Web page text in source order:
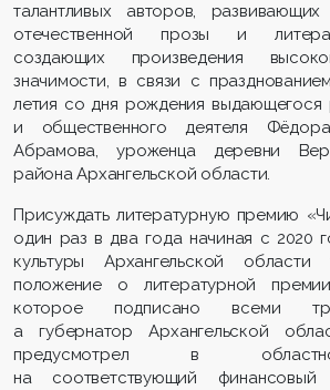
талантливых авторов,
отечественной прозы и
создающих произведения
значимости, в связи с
летия со дня рождения выдающегося
и общественного деятеля
Абрамова, уроженца деревни
района Архангельской области.
Присуждать литературную премию
один раз в два года начиная с 2020
культуры Архангельской области
положение о литературной
которое подписано всеми
а губернатор Архангельской
предусмотрел в
на соответствующий